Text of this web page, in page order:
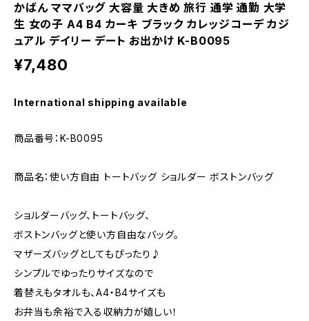
かばん ママバッグ 大容量 大きめ 旅行 通学 通勤 大学
生 女の子 A4 B4 カーキ ブラック カレッジコーデ カジ
ュアル デイリー デート お出かけ K-B0095
¥7,480
International shipping available
商品番号：K-B0095
商品名：使い方自由 トートバッグ ショルダー ボストンバッグ
ショルダーバッグ、トートバッグ、
ボストンバッグと使い方自由なバッグ。
マザーズバッグとしてもぴったり♪
シンプルでゆったりサイズなので
着替えもタオルも、A4・B4サイズも
お弁当も余裕で入る収納力が嬉しい！